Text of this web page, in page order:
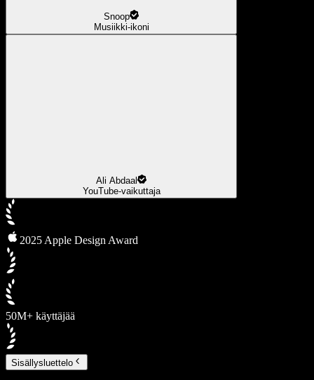
Snoop
Musiikki-ikoni
Ali Abdaal
YouTube-vaikuttaja
2025 Apple Design Award
50M+ käyttäjää
Sisällysluettelo